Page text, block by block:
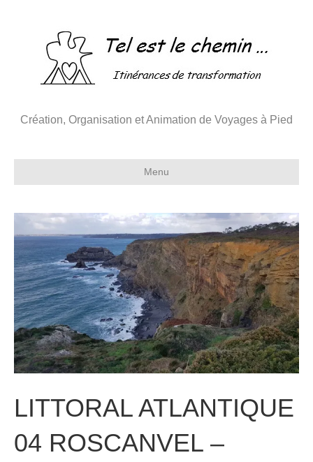
Création, Organisation et Animation de Voyages à Pied
Menu
LITTORAL ATLANTIQUE
04 ROSCANVEL –